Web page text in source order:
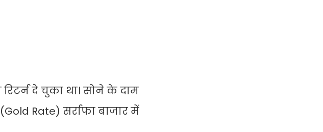
दे चुका था। सोने के दाम
Rate) सर्राफा बाजार में